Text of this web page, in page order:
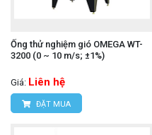
Ống thử nghiệm gió OMEGA WT-
3200 (0 ~ 10 m/s; ±1%)
Giá: Liên hệ
ĐẶT MUA